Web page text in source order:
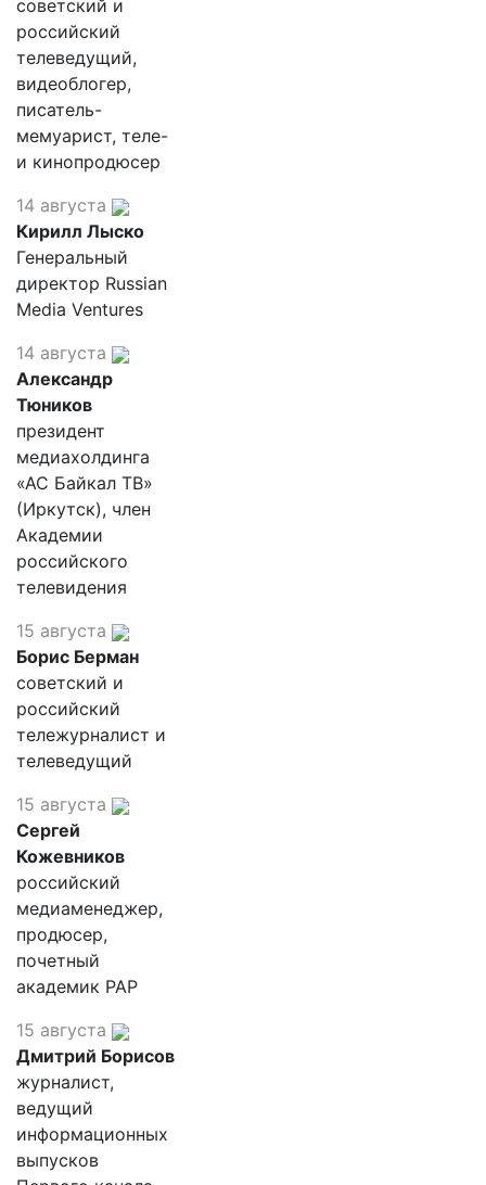
советский и
российский
телеведущий,
видеоблогер,
писатель-
мемуарист, теле-
и кинопродюсер
14 августа
Кирилл Лыско
Генеральный
директор Russian
Media Ventures
14 августа
Александр
Тюников
президент
медиахолдинга
«АС Байкал ТВ»
(Иркутск), член
Академии
российского
телевидения
15 августа
Борис Берман
советский и
российский
тележурналист и
телеведущий
15 августа
Сергей
Кожевников
российский
медиаменеджер,
продюсер,
почетный
академик РАР
15 августа
Дмитрий Борисов
журналист,
ведущий
информационных
выпусков